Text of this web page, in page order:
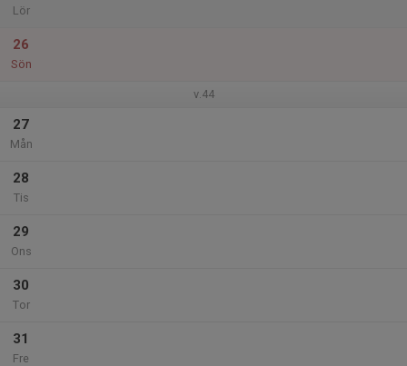
Lör
26
Sön
v.44
27
Mån
28
Tis
29
Ons
30
Tor
31
Fre